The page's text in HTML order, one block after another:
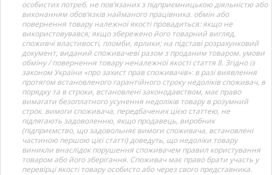
особистих потреб, не пов’язаних з підприємницькою діяльністю або
виконанням обов’язків найманого працівника. обмін або
повернення товару належної якості провадиться: якщо не
використовувався; якщо збережено його товарний вигляд,
споживчі властивості, пломби, ярлики; на підставі розрахунковий
документ, виданий споживачеві разом з проданим товаром. умови
обміну / повернення товару неналежної якості стаття 8. Згідно із
законом України «про захист прав споживачів»: в разі виявлення
протягом встановленого гарантійного строку недоліків споживач, в
порядку та в строки, встановлені законодавством, має право
вимагати безоплатного усунення недоліків товару в розумний
строк. вимоги споживача, передбачених цією статтею, не
підлягають задоволенню, якщо продавець, виробник
(підприємство, що задовольняє вимоги споживача, встановлені
частиною першою цієї статті) доведуть, що недоліки товару
виникли внаслідок порушення споживачем правил користування
товаром або його зберігання. Споживач має право брати участь у
перевірці якості товару особисто або через свого представника.